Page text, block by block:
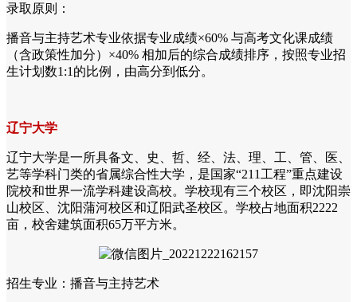
录取原则：
播音与主持艺术专业依据专业成绩×60% 与高考文化课成绩
（含政策性加分）×40% 相加后的综合成绩排序，按照专业招
生计划数1:1的比例，由高分到低分。
辽宁大学
辽宁大学是一所具备文、史、哲、经、法、理、工、管、医、
艺等学科门类的省属综合性大学，是国家“211工程”重点建设
院校和世界一流学科建设高校。学校现有三个校区，即沈阳崇
山校区、沈阳蒲河校区和辽阳武圣校区。学校占地面积2222
亩，校舍建筑面积65万平方米。
招生专业：播音与主持艺术